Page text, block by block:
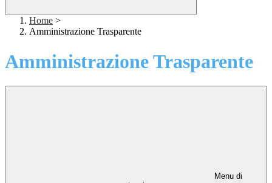
Home >
Amministrazione Trasparente
Amministrazione Trasparente
Menu di